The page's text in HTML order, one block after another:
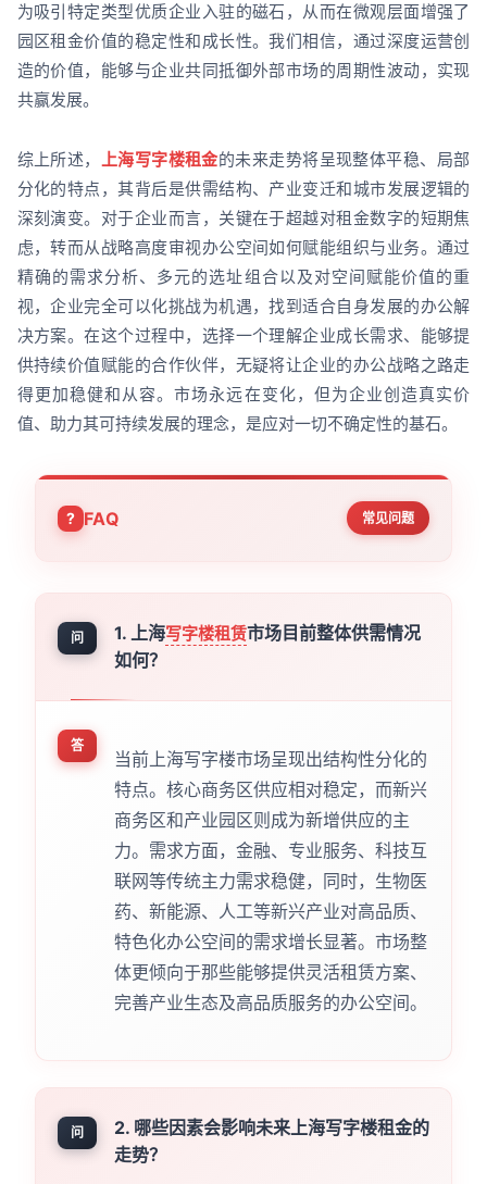
为吸引特定类型优质企业入驻的磁石，从而在微观层面增强了
园区租金价值的稳定性和成长性。我们相信，通过深度运营创
造的价值，能够与企业共同抵御外部市场的周期性波动，实现
共赢发展。
综上所述， 上海写字楼租金的未来走势将呈现整体平稳、局部
分化的特点，其背后是供需结构、产业变迁和城市发展逻辑的
深刻演变。对于企业而言，关键在于超越对租金数字的短期焦
虑，转而从战略高度审视办公空间如何赋能组织与业务。通过
精确的需求分析、多元的选址组合以及对空间赋能价值的重
视，企业完全可以化挑战为机遇，找到适合自身发展的办公解
决方案。在这个过程中，选择一个理解企业成长需求、能够提
供持续价值赋能的合作伙伴，无疑将让企业的办公战略之路走
得更加稳健和从容。市场永远在变化，但为企业创造真实价
值、助力其可持续发展的理念，是应对一切不确定性的基石。
FAQ 常见问题
问 1. 上海写字楼租赁市场目前整体供需情况
如何？
答
当前上海写字楼市场呈现出结构性分化的
特点。核心商务区供应相对稳定，而新兴
商务区和产业园区则成为新增供应的主
力。需求方面，金融、专业服务、科技互
联网等传统主力需求稳健，同时，生物医
药、新能源、人工等新兴产业对高品质、
特色化办公空间的需求增长显著。市场整
体更倾向于那些能够提供灵活租赁方案、
完善产业生态及高品质服务的办公空间。
问
2. 哪些因素会影响未来上海写字楼租金的
走势？